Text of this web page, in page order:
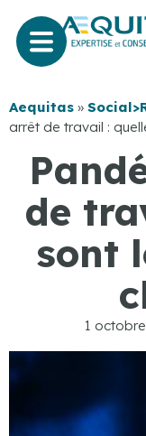
Aequitas »
arrêt de travail :
de
sont
1